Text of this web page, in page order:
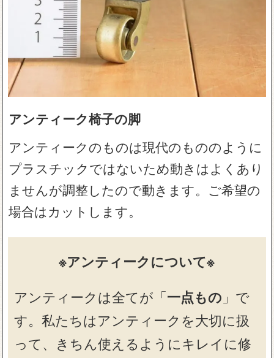
アンティーク椅子の脚
アンティークのものは現代のもののように
プラスチックではないため動きはよくあり
ませんが調整したので動きます。ご希望の
場合はカットします。
※アンティークについて※
アンティークは全てが「一点もの 」で
す。私たちはアンティークを大切に扱
って、きちん使えるようにキレイに修